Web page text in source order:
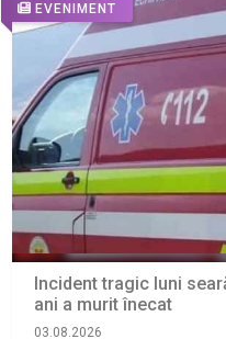
EVENIMENT
Incident tragic luni
ani a murit înecat
03.08.2026